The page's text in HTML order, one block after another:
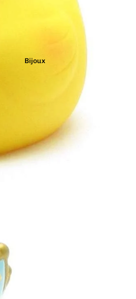
Bijoux